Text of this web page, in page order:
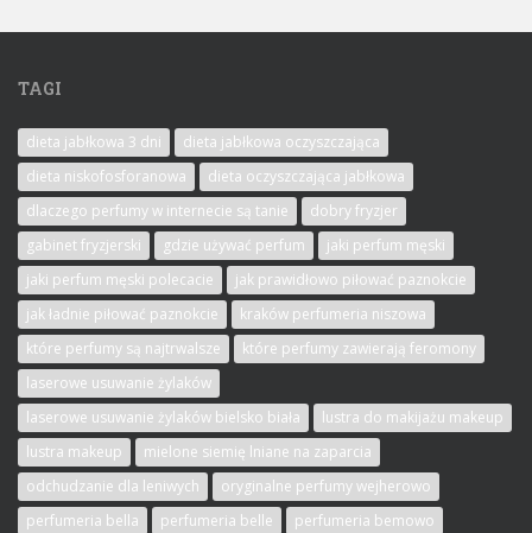
TAGI
dieta jabłkowa 3 dni
dieta jabłkowa oczyszczająca
dieta niskofosforanowa
dieta oczyszczająca jabłkowa
dlaczego perfumy w internecie są tanie
dobry fryzjer
gabinet fryzjerski
gdzie używać perfum
jaki perfum męski
jaki perfum męski polecacie
jak prawidłowo piłować paznokcie
jak ładnie piłować paznokcie
kraków perfumeria niszowa
które perfumy są najtrwalsze
które perfumy zawierają feromony
laserowe usuwanie żylaków
laserowe usuwanie żylaków bielsko biała
lustra do makijażu makeup
lustra makeup
mielone siemię lniane na zaparcia
odchudzanie dla leniwych
oryginalne perfumy wejherowo
perfumeria bella
perfumeria belle
perfumeria bemowo